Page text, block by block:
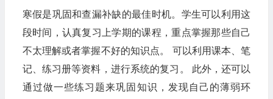
寒假是巩固和查漏补缺的最佳时机。学生可以利用这
段时间，认真复习上学期的课程，重点掌握那些自己
不太理解或者掌握不好的知识点。 可以利用课本、笔
记、练习册等资料，进行系统的复习。 此外，还可以
通过做一些练习题来巩固知识，发现自己的薄弱环